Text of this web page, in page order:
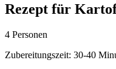
Rezept für
4 Personen
Zubereitungszeit: 30-40